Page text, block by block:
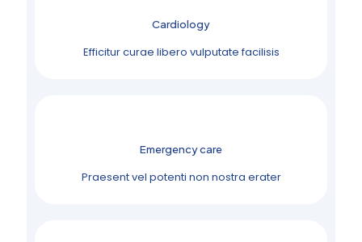
Cardiology
Efficitur curae libero vulputate facilisis
Emergency care
Praesent vel potenti non nostra erater